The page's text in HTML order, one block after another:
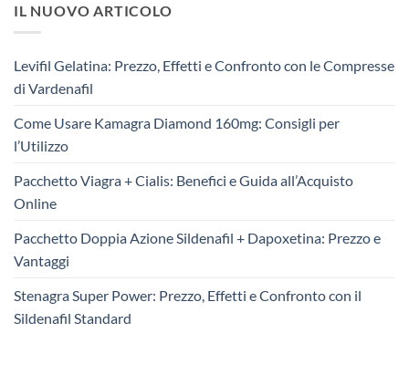
IL NUOVO ARTICOLO
Levifil Gelatina: Prezzo, Effetti e Confronto con le Compresse
di Vardenafil
Come Usare Kamagra Diamond 160mg: Consigli per
l’Utilizzo
Pacchetto Viagra + Cialis: Benefici e Guida all’Acquisto
Online
Pacchetto Doppia Azione Sildenafil + Dapoxetina: Prezzo e
Vantaggi
Stenagra Super Power: Prezzo, Effetti e Confronto con il
Sildenafil Standard